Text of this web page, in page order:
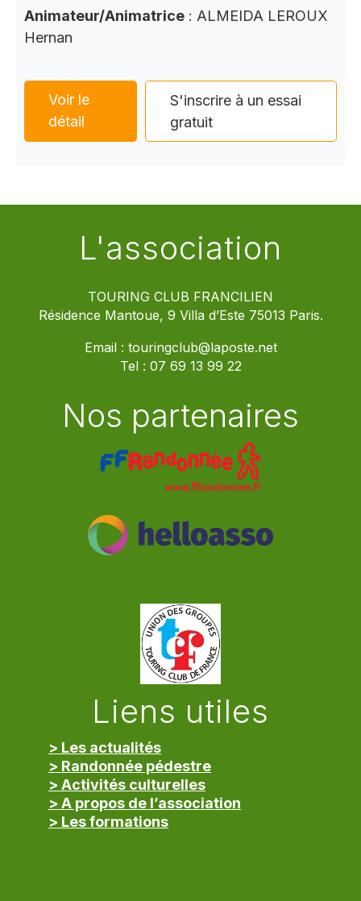
Animateur/Animatrice : ALMEIDA LEROUX
Hernan
Voir le
détail
S'inscrire à un essai
gratuit
L'association
TOURING CLUB FRANCILIEN
Résidence Mantoue, 9 Villa d’Este 75013 Paris.
Email : touringclub@laposte.net
Tel : 07 69 13 99 22
Nos partenaires
Liens utiles
> Les actualités
> Randonnée pédestre
> Activités culturelles
> A propos de l’association
> Les formations